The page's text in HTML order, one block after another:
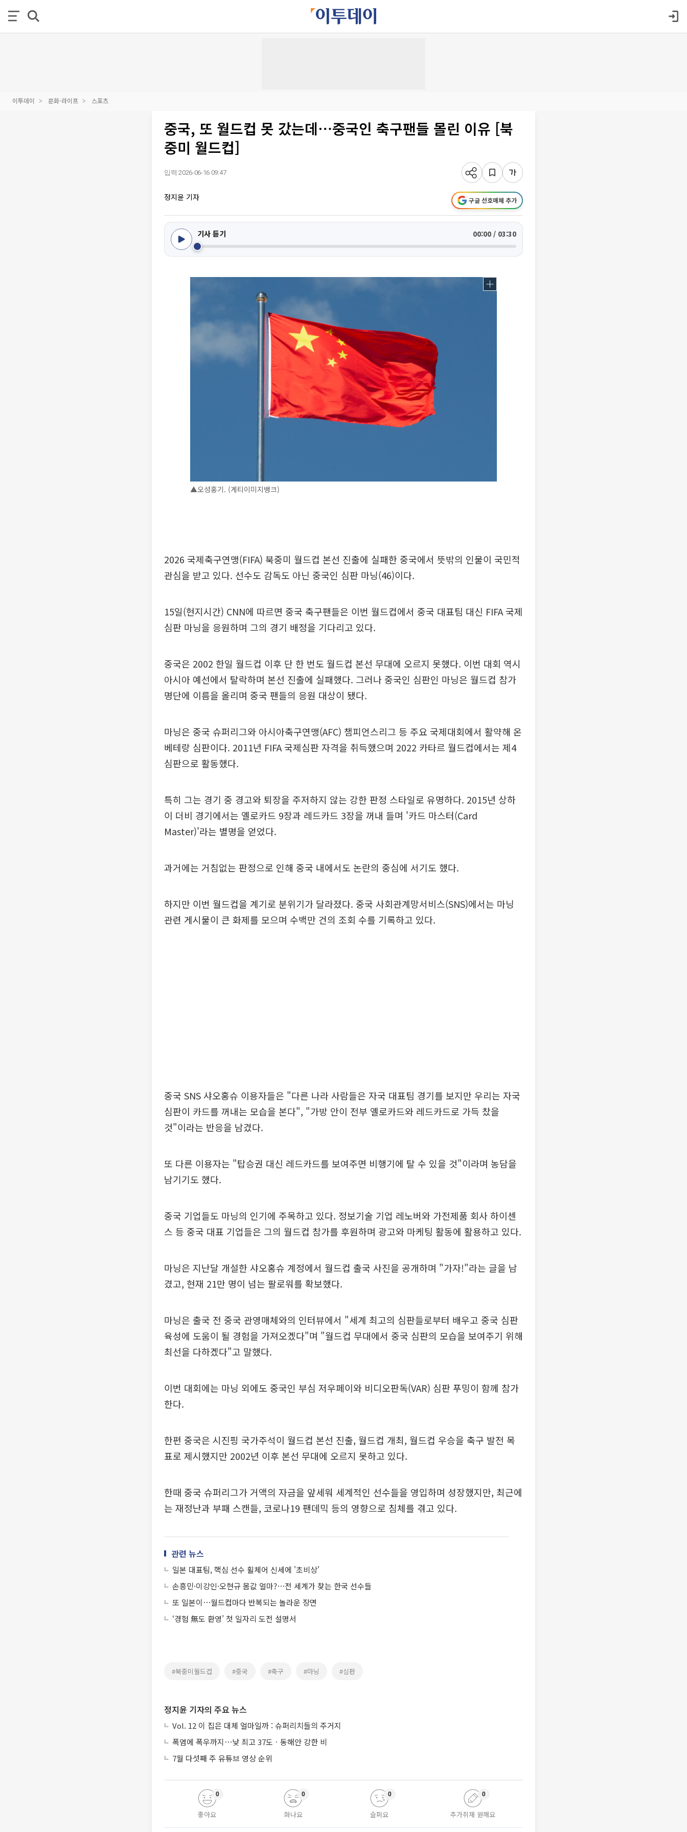
이투데이 문화·라이프 스포츠
중국, 또 월드컵 못 갔는데⋯중국인 축구팬들 몰린 이유 [북
중미 월드컵]
입력 2026-06-16 09:47
정지윤 기자 구글 선호매체 추가
기사 듣기 00:00 / 03:30
▲오성홍기. (게티이미지뱅크)
2026 국제축구연맹(FIFA) 북중미 월드컵 본선 진출에 실패한 중국에서 뜻밖의 인물이 국민적
관심을 받고 있다. 선수도 감독도 아닌 중국인 심판 마닝(46)이다.
15일(현지시간) CNN에 따르면 중국 축구팬들은 이번 월드컵에서 중국 대표팀 대신 FIFA 국제
심판 마닝을 응원하며 그의 경기 배정을 기다리고 있다.
중국은 2002 한일 월드컵 이후 단 한 번도 월드컵 본선 무대에 오르지 못했다. 이번 대회 역시
아시아 예선에서 탈락하며 본선 진출에 실패했다. 그러나 중국인 심판인 마닝은 월드컵 참가
명단에 이름을 올리며 중국 팬들의 응원 대상이 됐다.
마닝은 중국 슈퍼리그와 아시아축구연맹(AFC) 챔피언스리그 등 주요 국제대회에서 활약해 온
베테랑 심판이다. 2011년 FIFA 국제심판 자격을 취득했으며 2022 카타르 월드컵에서는 제4
심판으로 활동했다.
특히 그는 경기 중 경고와 퇴장을 주저하지 않는 강한 판정 스타일로 유명하다. 2015년 상하
이 더비 경기에서는 옐로카드 9장과 레드카드 3장을 꺼내 들며 '카드 마스터(Card
Master)'라는 별명을 얻었다.
과거에는 거침없는 판정으로 인해 중국 내에서도 논란의 중심에 서기도 했다.
하지만 이번 월드컵을 계기로 분위기가 달라졌다. 중국 사회관계망서비스(SNS)에서는 마닝
관련 게시물이 큰 화제를 모으며 수백만 건의 조회 수를 기록하고 있다.
중국 SNS 샤오홍슈 이용자들은 "다른 나라 사람들은 자국 대표팀 경기를 보지만 우리는 자국
심판이 카드를 꺼내는 모습을 본다", "가방 안이 전부 옐로카드와 레드카드로 가득 찼을
것"이라는 반응을 남겼다.
또 다른 이용자는 "탑승권 대신 레드카드를 보여주면 비행기에 탈 수 있을 것"이라며 농담을
남기기도 했다.
중국 기업들도 마닝의 인기에 주목하고 있다. 정보기술 기업 레노버와 가전제품 회사 하이센
스 등 중국 대표 기업들은 그의 월드컵 참가를 후원하며 광고와 마케팅 활동에 활용하고 있다.
마닝은 지난달 개설한 샤오홍슈 계정에서 월드컵 출국 사진을 공개하며 "가자!"라는 글을 남
겼고, 현재 21만 명이 넘는 팔로워를 확보했다.
마닝은 출국 전 중국 관영매체와의 인터뷰에서 "세계 최고의 심판들로부터 배우고 중국 심판
육성에 도움이 될 경험을 가져오겠다"며 "월드컵 무대에서 중국 심판의 모습을 보여주기 위해
최선을 다하겠다"고 말했다.
이번 대회에는 마닝 외에도 중국인 부심 저우페이와 비디오판독(VAR) 심판 푸밍이 함께 참가
한다.
한편 중국은 시진핑 국가주석이 월드컵 본선 진출, 월드컵 개최, 월드컵 우승을 축구 발전 목
표로 제시했지만 2002년 이후 본선 무대에 오르지 못하고 있다.
한때 중국 슈퍼리그가 거액의 자금을 앞세워 세계적인 선수들을 영입하며 성장했지만, 최근에
는 재정난과 부패 스캔들, 코로나19 팬데믹 등의 영향으로 침체를 겪고 있다.
관련 뉴스
일본 대표팀, 핵심 선수 휠체어 신세에 '초비상'
손흥민·이강인·오현규 몸값 얼마?⋯전 세계가 찾는 한국 선수들
또 일본이⋯월드컵마다 반복되는 놀라운 장면
‘경험 無도 환영’ 첫 일자리 도전 설명서
#북중미월드컵 #중국 #축구 #마닝 #심판
정지윤 기자의 주요 뉴스
Vol. 12 이 집은 대체 얼마일까 : 슈퍼리치들의 주거지
폭염에 폭우까지⋯낮 최고 37도ㆍ동해안 강한 비
7월 다섯째 주 유튜브 영상 순위
좋아요
0
화나요
0
슬퍼요
0
추가취재 원해요
0